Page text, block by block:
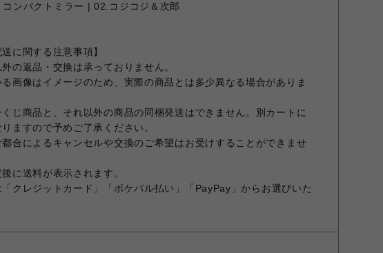
ンパクトミラー | 02.コジコジ＆次郎
送に関する注意事項】
外の返品・交換は承っておりません。
画像はイメージのため、実際の商品とは多少異なる場合がありま
くじ商品と、それ以外の商品の同梱発送はできません。別カートに
ますので予めご了承ください。
都合によるキャンセルや交換のご希望はお受けすることができませ
後に送料が表示されます。
「クレジットカード」「ポケパル払い」「PayPay」からお選びいた